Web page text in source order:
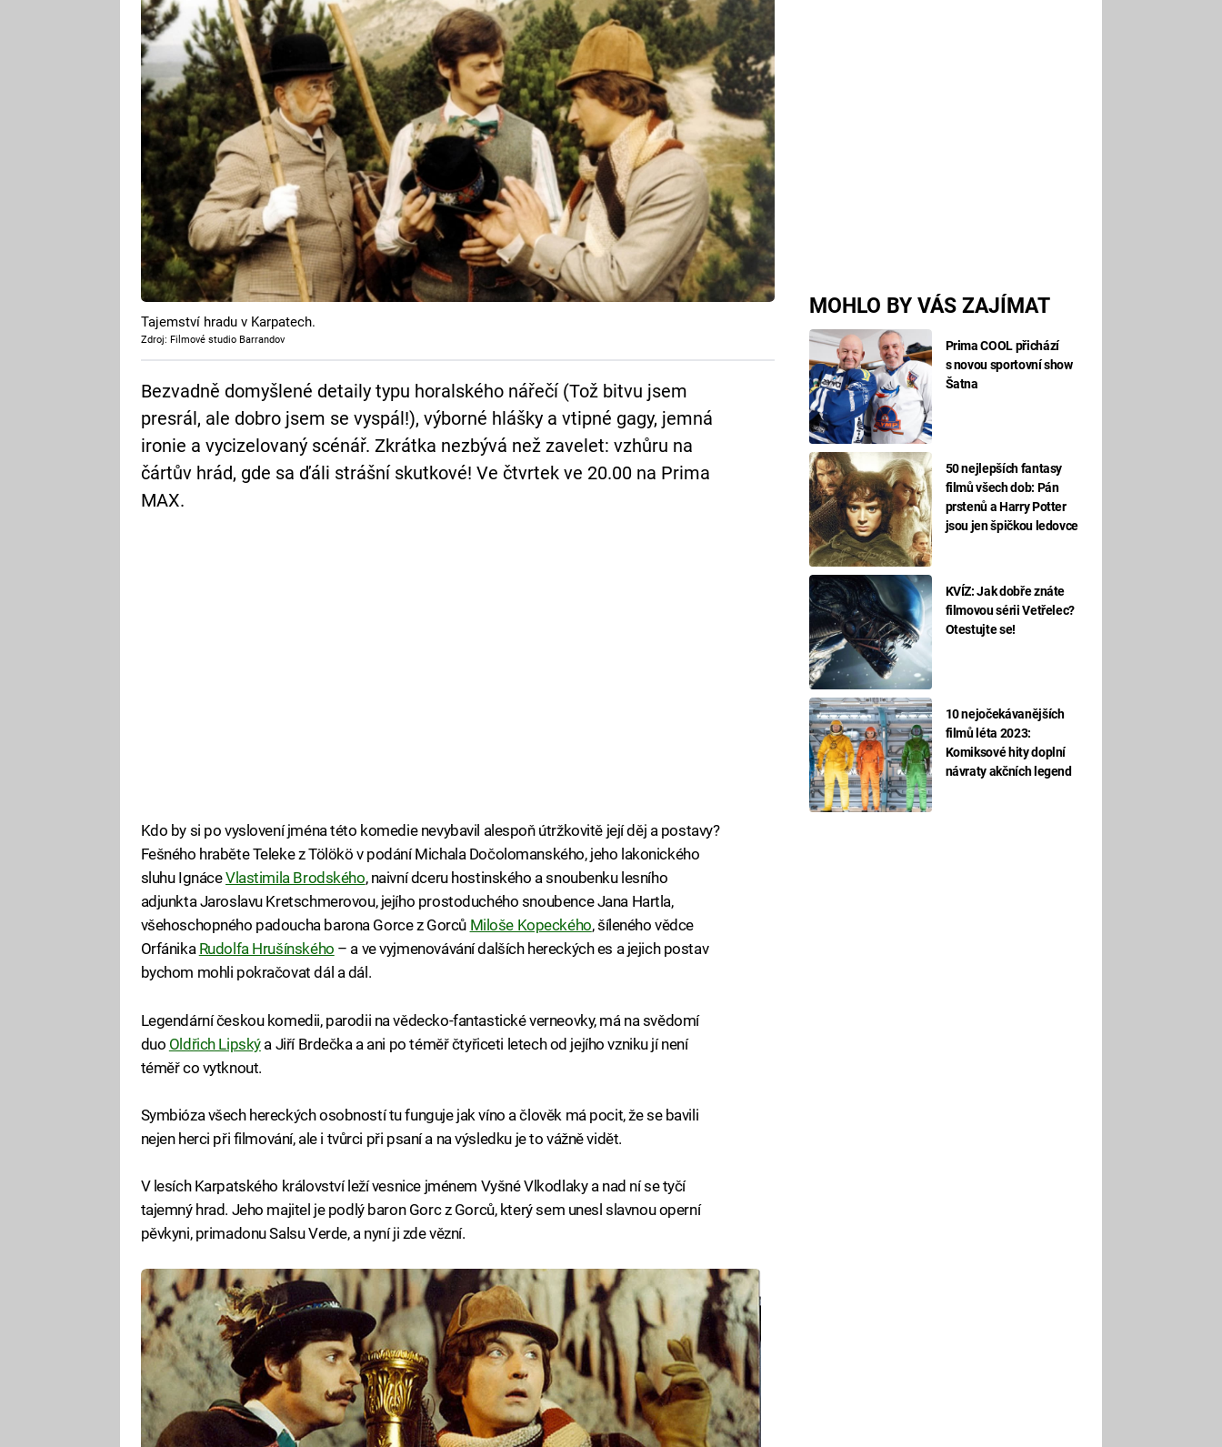
MOHLO BY VÁS ZAJÍMAT
Prima COOL přichází
s novou sportovní show
Šatna
50 nejlepších fantasy
filmů všech dob: Pán
prstenů a Harry Potter
jsou jen špičkou ledovce
KVÍZ: Jak dobře znáte
filmovou sérii Vetřelec?
Otestujte se!
10 nejočekávanějších
filmů léta 2023:
Komiksové hity doplní
návraty akčních legend
Tajemství hradu v Karpatech.
Zdroj: Filmové studio Barrandov
Bezvadně domyšlené detaily typu horalského nářečí (Tož bitvu jsem
presrál, ale dobro jsem se vyspál!), výborné hlášky a vtipné gagy, jemná
ironie a vycizelovaný scénář. Zkrátka nezbývá než zavelet: vzhůru na
čártův hrád, gde sa ďáli strášní skutkové! Ve čtvrtek ve 20.00 na Prima
MAX.
Kdo by si po vyslovení jména této komedie nevybavil alespoň útržkovitě její děj a postavy?
Fešného hraběte Teleke z Tölökö v podání Michala Dočolomanského, jeho lakonického
sluhu IgnáceVlastimila Brodského, naivní dceru hostinského a snoubenku lesního
adjunkta Jaroslavu Kretschmerovou, jejího prostoduchého snoubence Jana Hartla,
všehoschopného padoucha barona Gorce z Gorců Miloše Kopeckého, šíleného vědce
Orfánika Rudolfa Hrušínského – a ve vyjmenovávání dalších hereckých es a jejich postav
bychom mohli pokračovat dál a dál.
Legendární českou komedii, parodii na vědecko-fantastické verneovky, má na svědomí
duo Oldřich Lipskýa Jiří Brdečka a ani po téměř čtyřiceti letech od jejího vzniku jí není
téměř co vytknout.
Symbióza všech hereckých osobností tu funguje jak víno a člověk má pocit, že se bavili
nejen herci při filmování, ale i tvůrci při psaní a na výsledku je to vážně vidět.
V lesích Karpatského království leží vesnice jménem Vyšné Vlkodlaky a nad ní se tyčí
tajemný hrad. Jeho majitel je podlý baron Gorc z Gorců, který sem unesl slavnou operní
pěvkyni, primadonu Salsu Verde, a nyní ji zde vězní.